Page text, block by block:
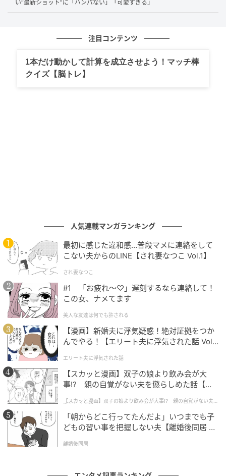
たちの熱気のおかげで、幸せでいっぱいです）」と綴
けてくれたみんなありがとう」と、日本のファンに向
けても温かい言葉を添えています。
さ」「Beautiful and elegant（美しくてエレガン
ト！）」といった、気品あふれる装いを絶賛するコメ
ントも目立ちます。
特別な装いで、お姫様のような美しさを見せてくれた
MINAMOさん。台湾のファンとの素敵な時間が伝わっ
てくる投稿でしたね。これからの活躍も楽しみです！
画像提供
い“最新ショット”に「ハンパない」「可愛すぎる」
注目コンテンツ
1本だけ動かして計算を成立させよう！マッチ棒
クイズ【脳トレ】
人気連載マンガランキング
最初に感じた違和感…普段マメに連絡をして
こない夫からのLINE【され妻なつこ Vol.1】
され妻なつこ
#1 「お疲れ〜♡」遅刻するなら連絡して！
この女、ナメてます
美人な友達は何でも許される
【漫画】新婚夫に浮気疑惑！絶対証拠をつか
んでやる！【エリート夫に浮気された話 Vol.
エリート夫に浮気された話
【スカッと漫画】双子の娘より飲み会が大
事!? 親の自覚がない夫を懲らしめた話【第1
【スカッと漫画】双子の娘より飲み会が大事!? 親の自覚がない夫を
懲らしめた話
「朝からどこ行ってたんだよ」いつまでも子
どもの習い事を把握しない夫【離婚後同居 Vo
離婚後同居